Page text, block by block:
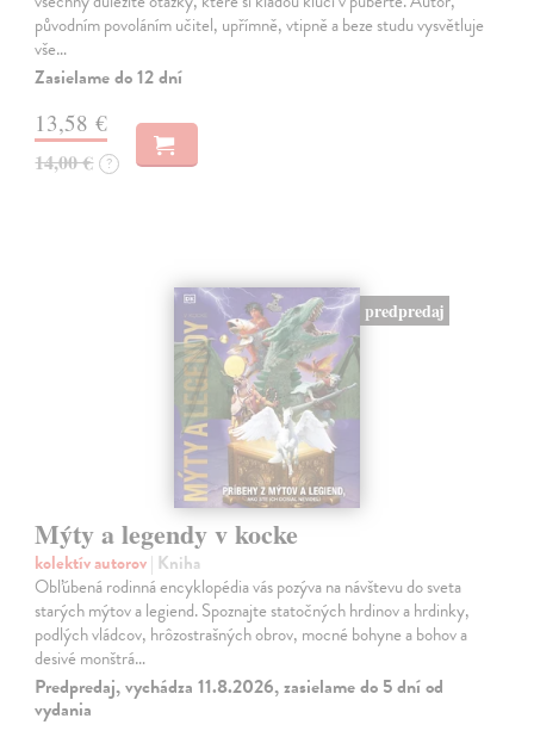
původním povoláním učitel, upřímně, vtipně a beze studu vysvětluje
vše…
Zasielame do 12 dní
13,58 €
14,00 € ?
predpredaj
Mýty a legendy v kocke
kolektív autorov| Kniha
Obľúbená rodinná encyklopédia vás pozýva na návštevu do sveta
starých mýtov a legiend. Spoznajte statočných hrdinov a hrdinky,
podlých vládcov, hrôzostrašných obrov, mocné bohyne a bohov a
desivé monštrá…
Predpredaj, vychádza 11.8.2026, zasielame do 5 dní od
vydania